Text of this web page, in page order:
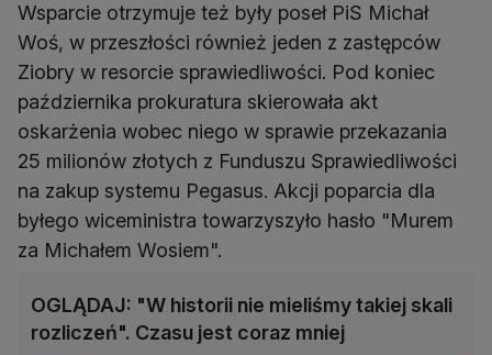
Wsparcie otrzymuje też były poseł PiS Michał
Woś, w przeszłości również jeden z zastępców
Ziobry w resorcie sprawiedliwości. Pod koniec
października prokuratura skierowała akt
oskarżenia wobec niego w sprawie przekazania
25 milionów złotych z Funduszu Sprawiedliwości
na zakup systemu Pegasus. Akcji poparcia dla
byłego wiceministra towarzyszyło hasło "Murem
za Michałem Wosiem".
OGLĄDAJ: "W historii nie mieliśmy takiej skali
rozliczeń". Czasu jest coraz mniej